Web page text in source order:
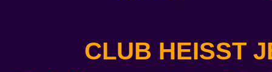
CLUB HEISST